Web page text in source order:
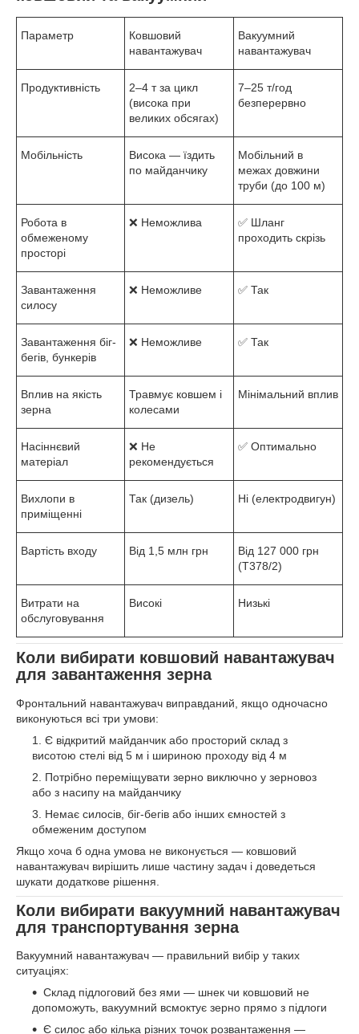
Параметр
Ковшовий
навантажувач
Вакуумний
навантажувач
Продуктивність
2–4 т за цикл
(висока при
великих обсягах)
7–25 т/год
безперервно
Мобільність
Висока — їздить
по майданчику
Мобільний в
межах довжини
труби (до 100 м)
Робота в
обмеженому
просторі
❌ Неможлива
✅ Шланг
проходить скрізь
Завантаження
силосу
❌ Неможливе ✅ Так
Завантаження біг-
бегів, бункерів
❌ Неможливе ✅ Так
Вплив на якість
зерна
Травмує ковшем і
колесами
Мінімальний вплив
Насіннєвий
матеріал
❌ Не
рекомендується
✅ Оптимально
Вихлопи в
приміщенні
Так (дизель) Ні (електродвигун)
Вартість входу Від 1,5 млн грн
Від 127 000 грн
(Т378/2)
Витрати на
обслуговування
Високі Низькі
Коли вибирати ковшовий навантажувач
для завантаження зерна
Фронтальний навантажувач виправданий, якщо одночасно
виконуються всі три умови:
Є відкритий майданчик або просторий склад з
висотою стелі від 5 м і шириною проходу від 4 м
Потрібно переміщувати зерно виключно у зерновоз
або з насипу на майданчику
Немає силосів, біг-бегів або інших ємностей з
обмеженим доступом
Якщо хоча б одна умова не виконується — ковшовий
навантажувач вирішить лише частину задач і доведеться
шукати додаткове рішення.
Коли вибирати вакуумний навантажувач
для транспортування зерна
Вакуумний навантажувач — правильний вибір у таких
ситуаціях:
Склад підлоговий без ями — шнек чи ковшовий не
допоможуть, вакуумний всмоктує зерно прямо з підлоги
Є силос або кілька різних точок розвантаження —